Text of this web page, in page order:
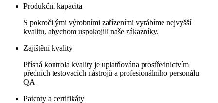
Produkční kapacita
S pokročilými výrobními zařízeními vyrábíme nejvyšší
kvalitu, abychom uspokojili naše zákazníky.
Zajištění kvality
Přísná kontrola kvality je uplatňována prostřednictvím
předních testovacích nástrojů a profesionálního personálu
QA.
Patenty a certifikáty